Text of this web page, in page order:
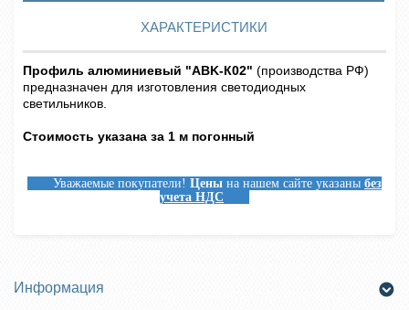
ХАРАКТЕРИСТИКИ
Профиль алюминиевый "ABK-К02" (производства РФ)
предназначен для изготовления светодиодных
светильников.
Стоимость указана за 1 м погонный
Уважаемые покупатели! Цены на нашем сайте указаны без
учета НДС
Информация